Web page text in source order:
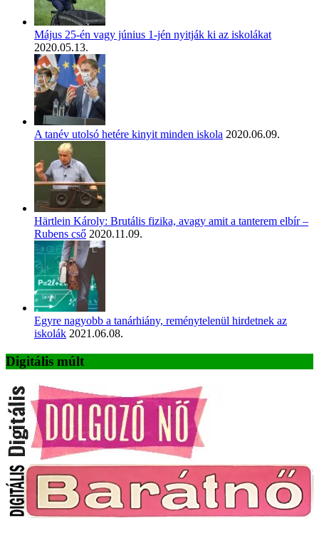
Május 25-én vagy június 1-jén nyitják ki az iskolákat
2020.05.13.
A tanév utolsó hetére kinyit minden iskola 2020.06.09.
Härtlein Károly: Brutális fizika, avagy amit a tanterem elbír –
Rubens cső 2020.11.09.
Egyre nagyobb a tanárhiány, reménytelenül hirdetnek az
iskolák 2021.06.08.
Digitális múlt